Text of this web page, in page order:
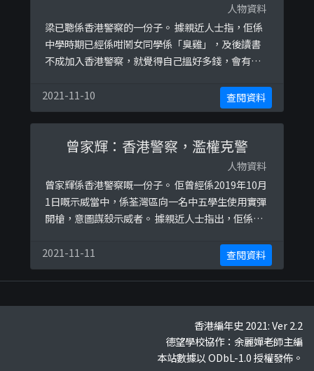
人物資料
梁已聰係香港警察的一份子。 據親近人士指，佢係
中學時期已經係咁鬧女同學係「臭雞」，及後讀書
不成加入香港警察，就覺得自己搵好多錢，會有好
部都係貪錢。
2021-11-10 查閱資料
曾家輝：香港警察，濫權克警
人物資料
曾家輝係香港警察嘅一份子。 佢曾經係2019年10月
1日嘅示威當中，係荃灣區向一名中五學生使用實彈
開槍，意圖謀殺示威者。 據親近人士指出，佢係
畢業，但母親早早去世。
2021-11-11 查閱資料
香港編年史 2021: Ver 2.2
德望學校協作：余麗嬋老師主編
本站數據以 ODbL-1.0 授權發佈。